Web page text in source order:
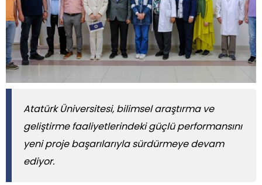
Atatürk Üniversitesi, bilimsel araştırma ve
geliştirme faaliyetlerindeki güçlü performansını
yeni proje başarılarıyla sürdürmeye devam
ediyor.